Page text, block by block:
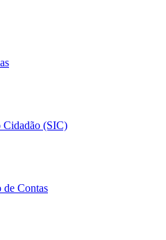
Cidadão (SIC)
de Contas